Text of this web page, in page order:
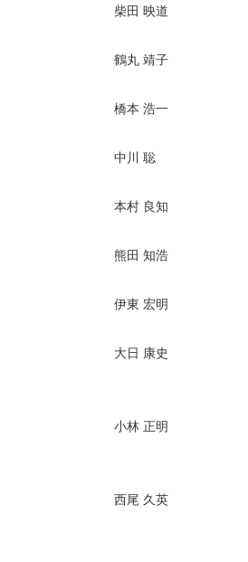
柴田 映道
鶴丸 靖子
橋本 浩一
中川 聡
本村 良知
熊田 知浩
伊東 宏明
大日 康史
小林 正明
西尾 久英